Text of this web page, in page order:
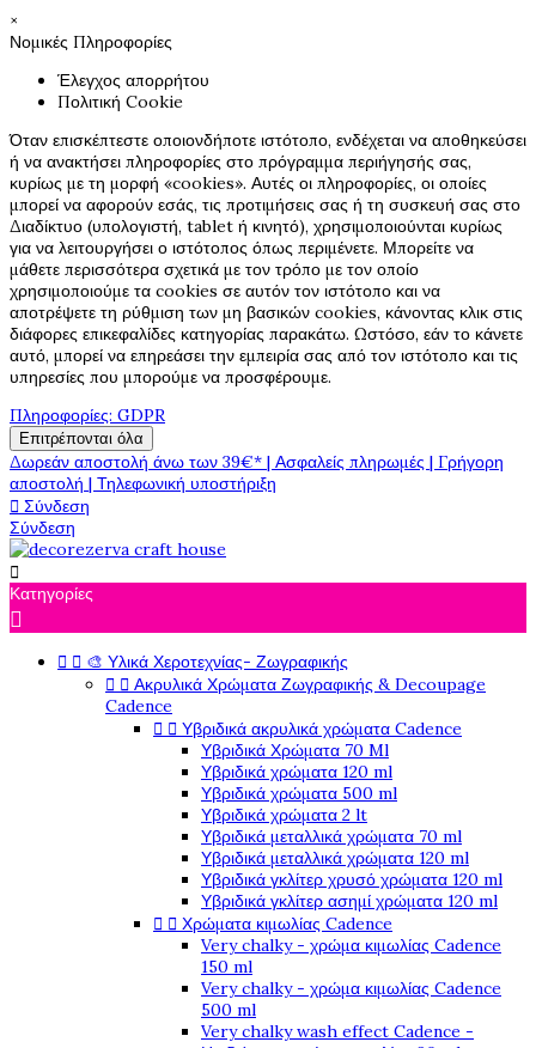
×
Νομικές Πληροφορίες
Έλεγχος απορρήτου
Πολιτική Cookie
Όταν επισκέπτεστε οποιονδήποτε ιστότοπο, ενδέχεται να αποθηκεύσει
ή να ανακτήσει πληροφορίες στο πρόγραμμα περιήγησής σας,
κυρίως με τη μορφή «cookies». Αυτές οι πληροφορίες, οι οποίες
μπορεί να αφορούν εσάς, τις προτιμήσεις σας ή τη συσκευή σας στο
Διαδίκτυο (υπολογιστή, tablet ή κινητό), χρησιμοποιούνται κυρίως
για να λειτουργήσει ο ιστότοπος όπως περιμένετε. Μπορείτε να
μάθετε περισσότερα σχετικά με τον τρόπο με τον οποίο
χρησιμοποιούμε τα cookies σε αυτόν τον ιστότοπο και να
αποτρέψετε τη ρύθμιση των μη βασικών cookies, κάνοντας κλικ στις
διάφορες επικεφαλίδες κατηγορίας παρακάτω. Ωστόσο, εάν το κάνετε
αυτό, μπορεί να επηρεάσει την εμπειρία σας από τον ιστότοπο και τις
υπηρεσίες που μπορούμε να προσφέρουμε.
Πληροφορίες: GDPR
Επιτρέπονται όλα
Δωρεάν αποστολή άνω των 39€* | Ασφαλείς πληρωμές | Γρήγορη
αποστολή | Τηλεφωνική υποστήριξη
 Σύνδεση
Σύνδεση

Κατηγορίες

  🎨 Υλικά Χεροτεχνίας- Ζωγραφικής
  Ακρυλικά Χρώματα Ζωγραφικής & Decoupage
Cadence
  Υβριδικά ακρυλικά χρώματα Cadence
Υβριδικά Χρώματα 70 Ml
Υβριδικά χρώματα 120 ml
Υβριδικά χρώματα 500 ml
Υβριδικά χρώματα 2 lt
Υβριδικά μεταλλικά χρώματα 70 ml
Υβριδικά μεταλλικά χρώματα 120 ml
Υβριδικά γκλίτερ χρυσό χρώματα 120 ml
Υβριδικά γκλίτερ ασημί χρώματα 120 ml
  Χρώματα κιμωλίας Cadence
Very chalky - χρώμα κιμωλίας Cadence
150 ml
Very chalky - χρώμα κιμωλίας Cadence
500 ml
Very chalky wash effect Cadence -